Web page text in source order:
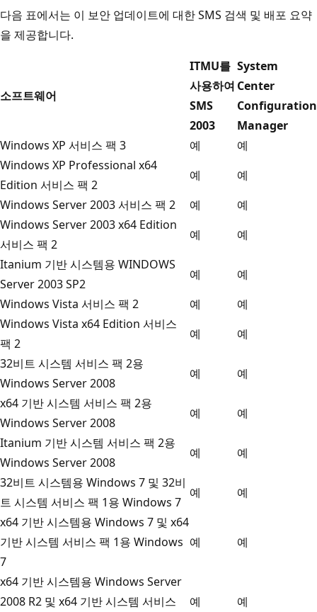
다음 표에서는 이 보안 업데이트에 대한 SMS 검색 및 배포 요약
을 제공합니다.
소프트웨어
ITMU를
사용하여
SMS
2003
System
Center
Configuration
Manager
Windows XP 서비스 팩 3
예
예
Windows XP Professional x64
Edition 서비스 팩 2
예
예
Windows Server 2003 서비스 팩 2
예
예
Windows Server 2003 x64 Edition
서비스 팩 2
예
예
Itanium 기반 시스템용 WINDOWS
Server 2003 SP2
예
예
Windows Vista 서비스 팩 2
예
예
Windows Vista x64 Edition 서비스
팩 2
예
예
32비트 시스템 서비스 팩 2용
Windows Server 2008
예
예
x64 기반 시스템 서비스 팩 2용
Windows Server 2008
예
예
Itanium 기반 시스템 서비스 팩 2용
Windows Server 2008
예
예
32비트 시스템용 Windows 7 및 32비
트 시스템 서비스 팩 1용 Windows 7
예
예
x64 기반 시스템용 Windows 7 및 x64
기반 시스템 서비스 팩 1용 Windows
7
예 예
x64 기반 시스템용 Windows Server
2008 R2 및 x64 기반 시스템 서비스
예 예